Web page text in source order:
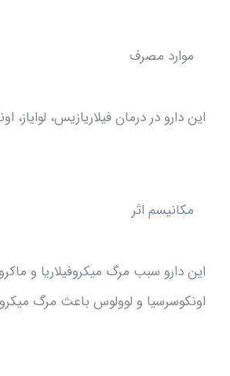
موارد مصرف
این دارو در درمان فیلاریازیس،
مکانیسم اثر
این دارو سبب مرگ میکروفیلاریا و
اونکوسرسیا و لوولوس باعث مرگ